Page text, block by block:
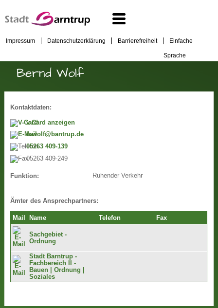
Impressum Datenschutzerklärung Barrierefreiheit Einfache
Sprache
Bernd Wolf
Kontaktdaten:
v-Card anzeigen
b.wolf@bantrup.de
05263 409-139
05263 409-249
Funktion: Ruhender Verkehr
Ämter des Ansprechpartners:
Mail Name Telefon Fax
Sachgebiet -
Ordnung
Stadt Barntrup -
Fachbereich II -
Bauen | Ordnung |
Soziales